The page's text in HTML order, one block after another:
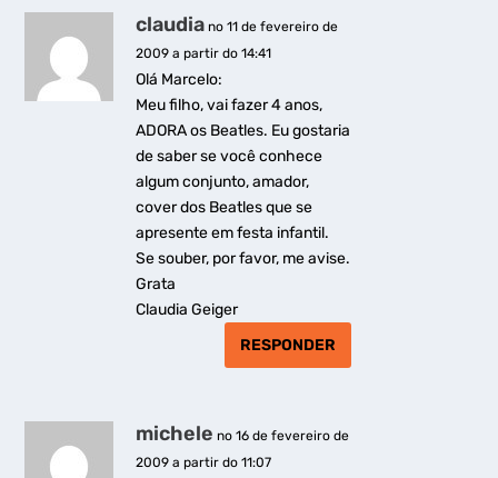
claudia no 11 de fevereiro de
2009 a partir do 14:41
Olá Marcelo:
Meu filho, vai fazer 4 anos,
ADORA os Beatles. Eu gostaria
de saber se você conhece
algum conjunto, amador,
cover dos Beatles que se
apresente em festa infantil.
Se souber, por favor, me avise.
Grata
Claudia Geiger
RESPONDER
michele no 16 de fevereiro de
2009 a partir do 11:07